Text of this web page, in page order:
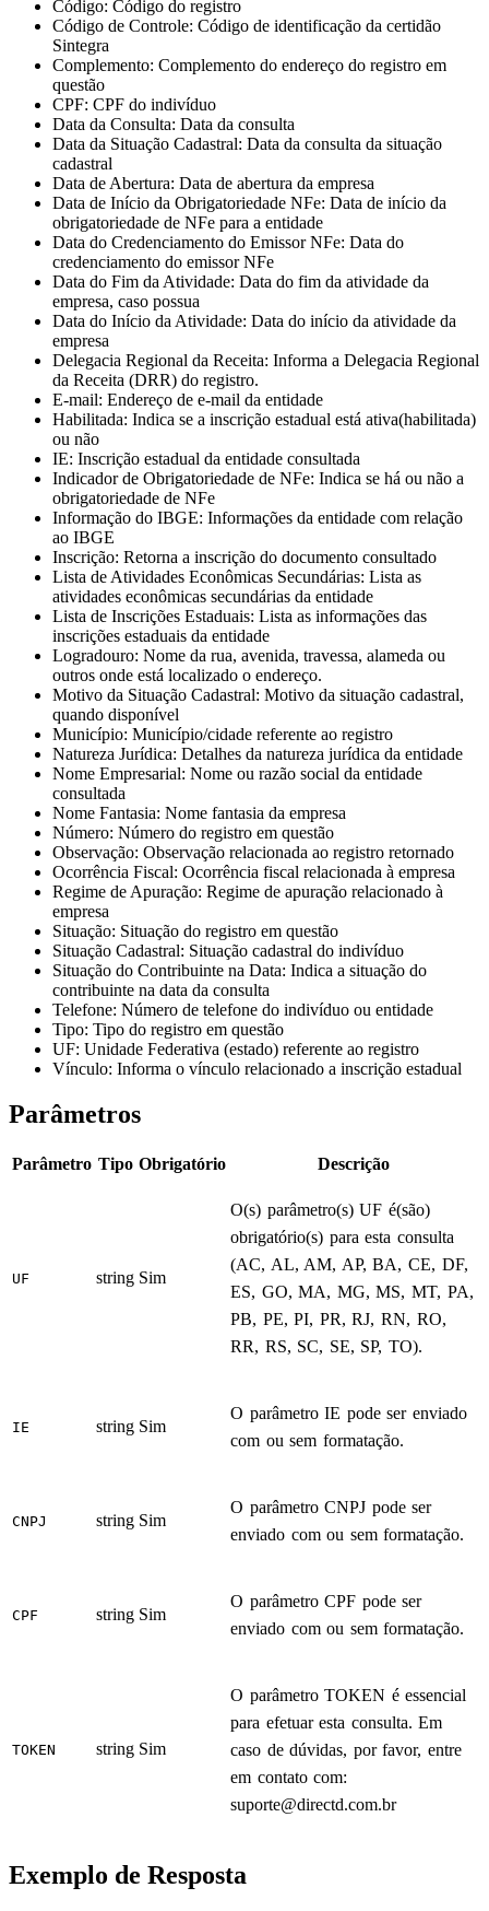
Código: Código do registro
Código de Controle: Código de identificação da certidão
Sintegra
Complemento: Complemento do endereço do registro em
questão
CPF: CPF do indivíduo
Data da Consulta: Data da consulta
Data da Situação Cadastral: Data da consulta da situação
cadastral
Data de Abertura: Data de abertura da empresa
Data de Início da Obrigatoriedade NFe: Data de início da
obrigatoriedade de NFe para a entidade
Data do Credenciamento do Emissor NFe: Data do
credenciamento do emissor NFe
Data do Fim da Atividade: Data do fim da atividade da
empresa, caso possua
Data do Início da Atividade: Data do início da atividade da
empresa
Delegacia Regional da Receita: Informa a Delegacia Regional
da Receita (DRR) do registro.
E-mail: Endereço de e-mail da entidade
Habilitada: Indica se a inscrição estadual está ativa(habilitada)
ou não
IE: Inscrição estadual da entidade consultada
Indicador de Obrigatoriedade de NFe: Indica se há ou não a
obrigatoriedade de NFe
Informação do IBGE: Informações da entidade com relação
ao IBGE
Inscrição: Retorna a inscrição do documento consultado
Lista de Atividades Econômicas Secundárias: Lista as
atividades econômicas secundárias da entidade
Lista de Inscrições Estaduais: Lista as informações das
inscrições estaduais da entidade
Logradouro: Nome da rua, avenida, travessa, alameda ou
outros onde está localizado o endereço.
Motivo da Situação Cadastral: Motivo da situação cadastral,
quando disponível
Município: Município/cidade referente ao registro
Natureza Jurídica: Detalhes da natureza jurídica da entidade
Nome Empresarial: Nome ou razão social da entidade
consultada
Nome Fantasia: Nome fantasia da empresa
Número: Número do registro em questão
Observação: Observação relacionada ao registro retornado
Ocorrência Fiscal: Ocorrência fiscal relacionada à empresa
Regime de Apuração: Regime de apuração relacionado à
empresa
Situação: Situação do registro em questão
Situação Cadastral: Situação cadastral do indivíduo
Situação do Contribuinte na Data: Indica a situação do
contribuinte na data da consulta
Telefone: Número de telefone do indivíduo ou entidade
Tipo: Tipo do registro em questão
UF: Unidade Federativa (estado) referente ao registro
Vínculo: Informa o vínculo relacionado a inscrição estadual
Parâmetros
Parâmetro Tipo Obrigatório Descrição
UF string Sim
O(s) parâmetro(s) UF é(são)
obrigatório(s) para esta consulta
(AC, AL, AM, AP, BA, CE, DF,
ES, GO, MA, MG, MS, MT, PA,
PB, PE, PI, PR, RJ, RN, RO,
RR, RS, SC, SE, SP, TO).
IE string Sim
O parâmetro IE pode ser enviado
com ou sem formatação.
CNPJ string Sim
O parâmetro CNPJ pode ser
enviado com ou sem formatação.
CPF string Sim
O parâmetro CPF pode ser
enviado com ou sem formatação.
TOKEN string Sim
O parâmetro TOKEN é essencial
para efetuar esta consulta. Em
caso de dúvidas, por favor, entre
em contato com:
suporte@directd.com.br
Exemplo de Resposta